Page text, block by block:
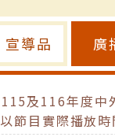
宣導品 廣
及116年度中
節目實際播放時